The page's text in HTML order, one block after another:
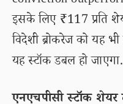
इसके लिए ₹117 प्रति
विदेशी ब्रोकरेज को यह
यह स्टॉक डबल हो जाएगा.
एनएचपीसी स्टॉक शेयर